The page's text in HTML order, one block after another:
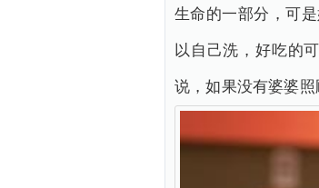
生命的一部分，可
以自己洗，好吃的
说，如果没有婆婆